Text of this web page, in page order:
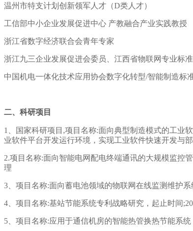
温州市特支计划创新领军人才（D类人才）
工信部中小企业发展促进中心 产教融合产业实践教授
浙江省数字经济联合会青年专家
浙江九三企业发展促进会委员、 江西省物联网专业标
中国机电一体化技术应用协会数字化转型/智能制造标
二、科研项目
1、国家科研项目,项目名称:面向典型制造模式的工业
业软件平台开发运行环境，实现工业软件快速开发与部
2.项目名称:面向智能电网配电终端通讯的大规模监控
理
3、项目名称:面向蓄电池领域的物联网在线监测维护系
4、项目名称:基站节能系统专利战略研究，起止时间
5、项目名称:应用于通信机房的智能热管换热节能系